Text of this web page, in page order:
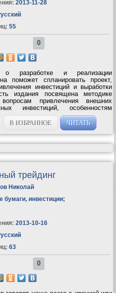
2013-11-28
55
0
о разработке и реализации
поможет спланировать проект,
инвестиций и выработки
издания посвящена методике
вопросам привлечения внешних
инвестиций, особенностям
иллюстрирован множеством
В ИЗБРАННОЕ ЧИТАТЬ
трейдинг
Николай
бумаги, инвестиции;
2013-10-16
63
0